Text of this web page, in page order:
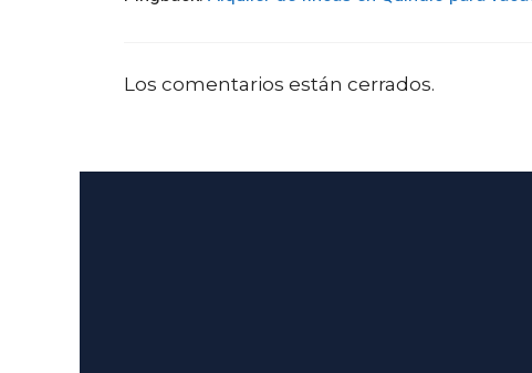
Los comentarios están cerrados.